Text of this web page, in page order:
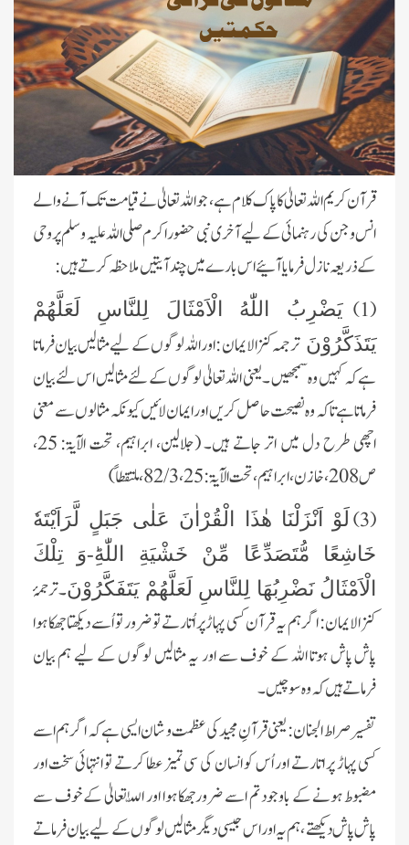
قرآن کریم اللہ تعالیٰ کا پاک کلام ہے، جو اللہ تعالیٰ نے قیامت تک آنے والے
انس وجن کی رہنمائی کے لیے آخری نبی حضور اکرم صلی اللہ علیہ وسلم پر وحی
کے ذریعہ نازل فرمایا آئیے اس بارے میں چند آیتیں ملاحظہ کرتے ہیں:
(1)
یَضْرِبُ اللّٰهُ الْاَمْثَالَ لِلنَّاسِ لَعَلَّهُمْ
یَتَذَكَّرُوْنَترجمہ کنز الایمان : اور اللہ لوگوں کے لیے مثالیں بیان فرماتا
ہے کہ کہیں وہ سمجھیں ۔ یعنی اللہ تعالیٰ لوگوں کے لئے مثالیں اس لئے بیان
فرماتا ہے تاکہ وہ نصیحت حاصل کریں اور ایمان لائیں کیونکہ مثالوں سے معنی
اچھی طرح دل میں اتر جاتے ہیں۔ (جلالین، ابراہیم، تحت الآیۃ:25،
ص208، خازن، ابراہیم، تحت الآیۃ:25،3 / 82
، ملتقطاً)
(3)
لَوْ اَنْزَلْنَا هٰذَا الْقُرْاٰنَ عَلٰى جَبَلٍ لَّرَاَیْتَهٗ
خَاشِعًا مُّتَصَدِّعًا مِّنْ خَشْیَةِ اللّٰهِؕ-وَ تِلْكَ
الْاَمْثَالُ نَضْرِبُهَا لِلنَّاسِ لَعَلَّهُمْ یَتَفَكَّرُوْنَ۔ ترجمۂ
کنز الایمان: اگر ہم یہ قرآن کسی پہاڑ پر اُتارتے تو ضرور تو اُسے دیکھتا جھکا ہوا
پاش پاش ہوتا اللہ کے خوف سے اور یہ مثالیں لوگوں کے لیے ہم بیان
فرماتے ہیں کہ وہ سوچیں ۔
تفسیر صراط الجنان: یعنی قرآنِ مجید کی عظمت و شان ایسی ہے کہ اگر ہم اسے
کسی پہاڑ پر اتارتے اور اُس کو انسان کی سی تمیز عطا کرتے تو انتہائی سخت اور
مضبوط ہونے کے باوجود تم اسے ضرورجھکا ہوا اور اللّٰہ تعالیٰ کے خوف سے
پاش پاش دیکھتے ،ہم یہ اور اس جیسی دیگر مثالیں لوگوں کے لیے بیان فرماتے